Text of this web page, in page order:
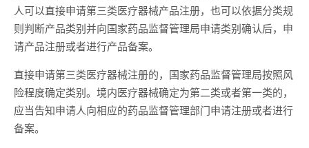
人可以直接申请第三类医疗器械产品注册，也可以依据分类规
则判断产品类别并向国家药品监督管理局申请类别确认后，申
请产品注册或者进行产品备案。
直接申请第三类医疗器械注册的，国家药品监督管理局按照风
险程度确定类别。境内医疗器械确定为第二类或者第一类的，
应当告知申请人向相应的药品监督管理部门申请注册或者进行
备案。